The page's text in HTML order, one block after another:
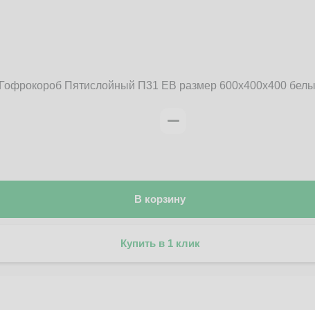
Гофрокороб Пятислойный П31 EB размер 600x400x400
В корзину
Купить в 1 клик